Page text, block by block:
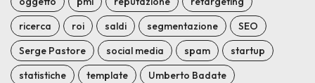
ricerca
roi saldi segmentazione
SEO
Serge Pastore
social media spam
startup
statistiche
template Umberto Badate